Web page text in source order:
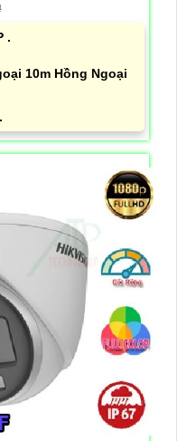
.
10m Hồng Ngoại